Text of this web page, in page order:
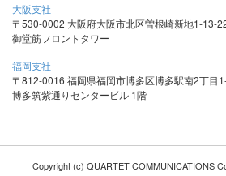
大阪支社
〒530-0002 大阪府大阪市北区曽根崎新地1-13-
御堂筋フロントタワー
福岡支社
〒812-0016 福岡県福岡市博多区博多駅南2丁目
博多筑紫通りセンタービル 1階
Copyright (c) QUARTET COMMUNICATIONS